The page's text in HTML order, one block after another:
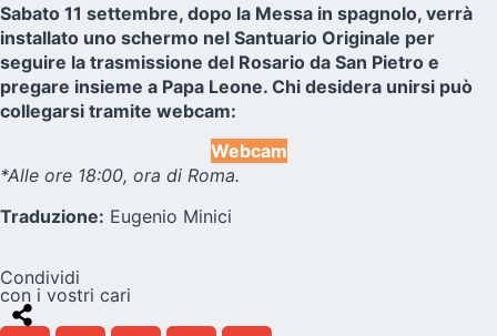
Sabato 11 settembre, dopo la Messa in spagnolo, verrà
installato uno schermo nel Santuario Originale per
seguire la trasmissione del Rosario da San Pietro e
pregare insieme a Papa Leone. Chi desidera unirsi può
collegarsi tramite webcam:
Webcam
*Alle ore 18:00, ora di Roma.
Traduzione: Eugenio Minici
Condividi
con i vostri cari